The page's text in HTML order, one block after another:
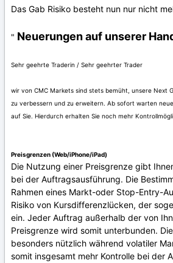
Das Gab Risiko besteht nun nur nicht
" Neuerungen auf unserer
Sehr geehrte Traderin / Sehr geehrter Trader
wir von CMC Markets sind stets bemüht, unsere Next
zu verbessern und zu erweitern. Ab sofort warten
auf Sie. Hierdurch erhalten Sie noch mehr
Preisgrenzen (Web/iPhone/iPad)
Die Nutzung einer Preisgrenze gibt
bei der Auftragsausführung. Die
Rahmen eines Markt-oder Stop-Entry-
Risiko von Kursdifferenzlücken, der
ein. Jeder Auftrag außerhalb der von
Preisgrenze wird somit unterbunden.
besonders nützlich während volatiler
somit insgesamt mehr Kontrolle bei der